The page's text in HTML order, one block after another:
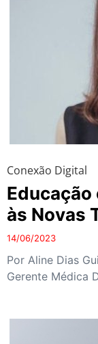
Conexão Digital
Educação
às Novas
14/06/2023
Por Aline Dias
Gerente Médica